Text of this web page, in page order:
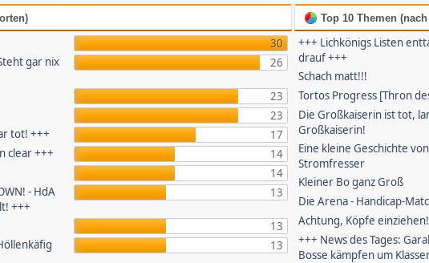
30
gar nix
26
23
23
tot! +++
17
clear +++
14
14
- HdA
+++
13
13
13
Top 10 Themen
+++ Lichkönigs Listen
drauf +++
Schach matt!!!
Tortos Progress [Thron
Die Großkaiserin ist tot,
Großkaiserin!
Eine kleine Geschichte
Stromfresser
Kleiner Bo ganz Groß
Die Arena - Handicap-
Achtung, Köpfe einziehen!
+++ News des Tages:
Bosse kämpfen um